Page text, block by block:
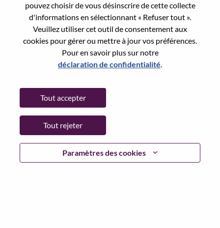
pouvez choisir de vous désinscrire de cette collecte
d'informations en sélectionnant « Refuser tout ».
Veuillez utiliser cet outil de consentement aux
cookies pour gérer ou mettre à jour vos préférences.
Pour en savoir plus sur notre
déclaration de confidentialité.
Paramètres des cookies
Tout accepter
Tout rejeter
Reset password with your e-mail
E-mail*
Continue
Go Back